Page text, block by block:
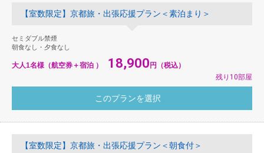
【室数限定】京都旅・出張応援プラン＜素泊まり＞
セミダブル禁煙
朝食なし・夕食なし
大人1名様（航空券＋宿泊 ） 18,900 円（税込）
残り10部屋
【室数限定】京都旅・出張応援プラン＜朝食付＞